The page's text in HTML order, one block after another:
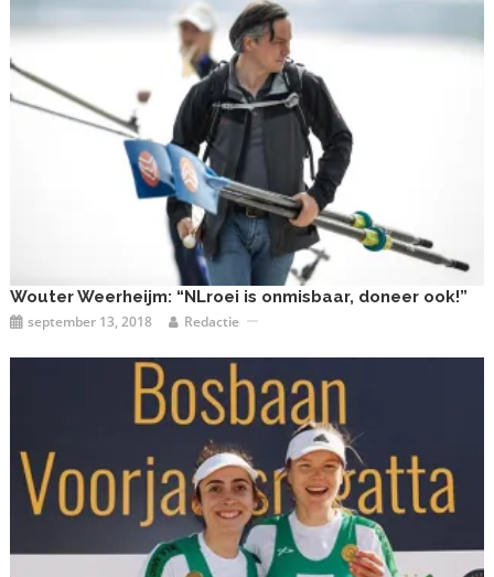
Wouter Weerheijm: “NLroei is onmisbaar, doneer ook!”
september 13, 2018 Redactie